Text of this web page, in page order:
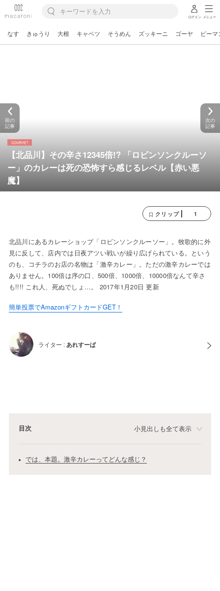
ログイン メニュー
なす きゅうり 大根 キャベツ そうめん ズッキーニ ゴーヤ ピーマ
【北品川】その辛さ12345倍!? 「ロビンソンクルーソ
ー」のカレーは死の恐怖すら感じるレベル【赤い悪
魔】
前の
記事
次の
記事
クリップ 1
北品川にあるカレーショップ「ロビンソンクルーソー」。牧歌的に外
見に反して、店内では日夜アツい戦いが繰り広げられている。という
のも、コチラのお店の名物は「激辛カレー」。ただの激辛カレーでは
ありません。100倍は序の口、500倍、1000倍、10000倍なんて辛さ
も!!!! これ人、死ぬでしょ…。 2017年1月20日 更新
簡単投票でAmazonギフトカードGET！
ライター :あれすーぱ
目次 小見出しも全て表示
では、本題。激辛カレーってどんな感じ？